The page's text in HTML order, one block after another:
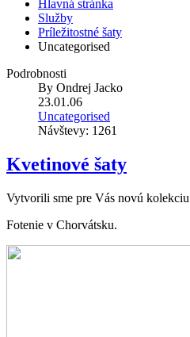
Hlavná stránka
Služby
Príležitostné šaty
Uncategorised
Podrobnosti
By Ondrej Jacko
23.01.06
Uncategorised
Návštevy: 1261
Kvetinové šaty
Vytvorili sme pre Vás novú
Fotenie v Chorvátsku.